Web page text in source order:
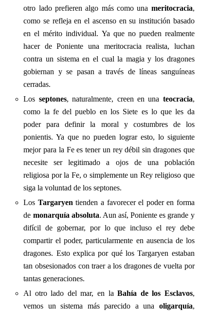
otro lado prefieren algo más como una meritocracia,
como se refleja en el ascenso en su institución basado
en el mérito individual. Ya que no pueden realmente
hacer de Poniente una meritocracia realista, luchan
contra un sistema en el cual la magia y los dragones
gobiernan y se pasan a través de líneas sanguíneas
cerradas.
Los septones, naturalmente, creen en una teocracia,
como la fe del pueblo en los Siete es lo que les da
poder para definir la moral y costumbres de los
ponientis. Ya que no pueden lograr esto, lo siguiente
mejor para la Fe es tener un rey débil sin dragones que
necesite ser legitimado a ojos de una población
religiosa por la Fe, o simplemente un Rey religioso que
siga la voluntad de los septones.
Los Targaryen tienden a favorecer el poder en forma
de monarquía absoluta. Aun así, Poniente es grande y
difícil de gobernar, por lo que incluso el rey debe
compartir el poder, particularmente en ausencia de los
dragones. Esto explica por qué los Targaryen estaban
tan obsesionados con traer a los dragones de vuelta por
tantas generaciones.
Al otro lado del mar, en laBahía de los Esclavos,
vemos un sistema más parecido a una oligarquía,